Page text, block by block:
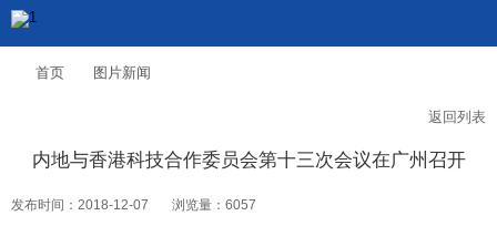
首页 图片新闻
返回列表
内地与香港科技合作委员会第十三次会议在广州召开
发布时间：2018-12-07 浏览量：6057